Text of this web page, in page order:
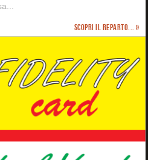
Scopri il reparto... »